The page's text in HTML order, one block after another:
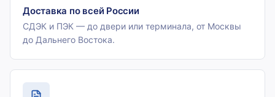
Доставка по всей России
СДЭК и ПЭК — до двери или терминала, от Москвы
до Дальнего Востока.